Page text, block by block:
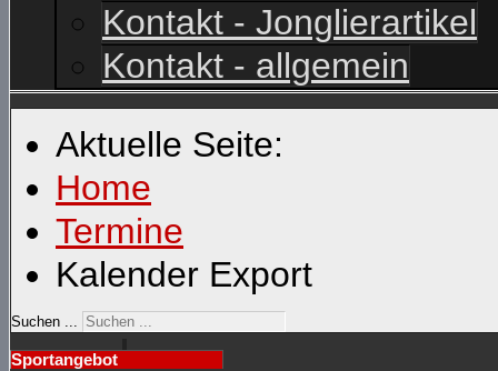
Kontakt - Jonglierartikel
Kontakt - allgemein
Aktuelle Seite:
Home
Termine
Kalender Export
Suchen ...
Sportangebot